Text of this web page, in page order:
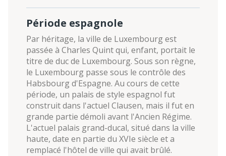
Période espagnole
Par héritage, la ville de Luxembourg est
passée à Charles Quint qui, enfant, portait le
titre de duc de Luxembourg. Sous son règne,
le Luxembourg passe sous le contrôle des
Habsbourg d'Espagne. Au cours de cette
période, un palais de style espagnol fut
construit dans l'actuel Clausen, mais il fut en
grande partie démoli avant l'Ancien Régime.
L'actuel palais grand-ducal, situé dans la ville
haute, date en partie du XVIe siècle et a
remplacé l'hôtel de ville qui avait brûlé.